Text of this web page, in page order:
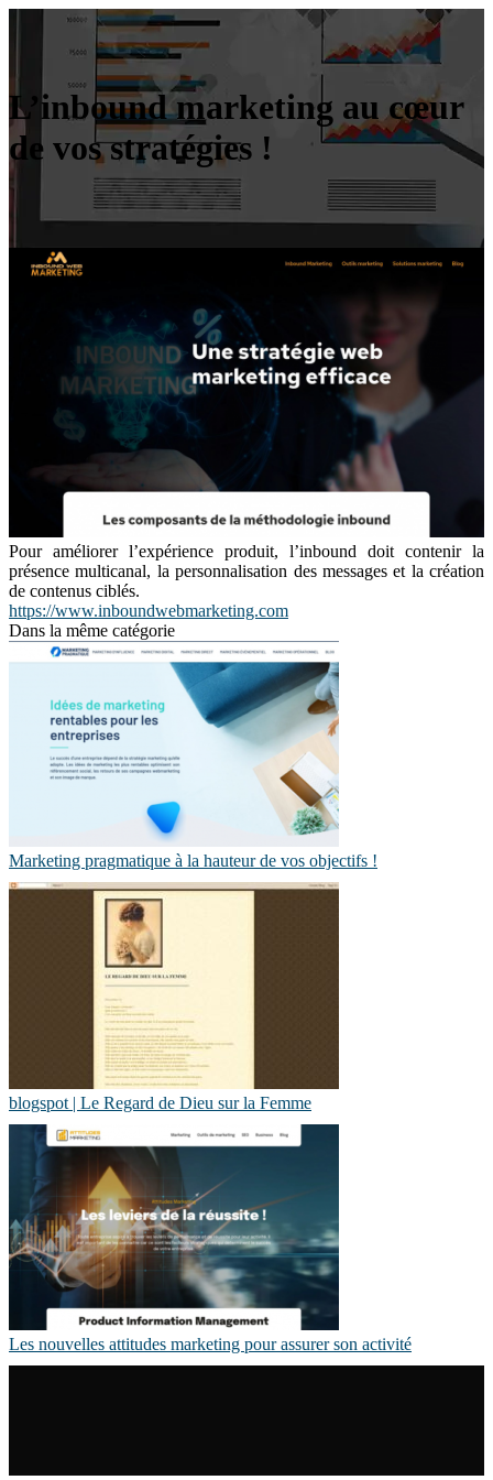
L’inbound marketing au cœur
de vos stratégies !
Pour améliorer l’expérience produit, l’inbound doit contenir la
présence multicanal, la personnalisation des messages et la création
de contenus ciblés.
https://www.inboundwebmarketing.com
Dans la même catégorie
Marketing pragmatique à la hauteur de vos objectifs !
blogspot | Le Regard de Dieu sur la Femme
Les nouvelles attitudes marketing pour assurer son activité